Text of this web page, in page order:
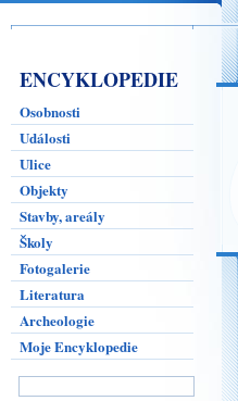
ENCYKLOPEDIE
Osobnosti
Události
Ulice
Objekty
Stavby, areály
Školy
Fotogalerie
Literatura
Archeologie
Moje Encyklopedie